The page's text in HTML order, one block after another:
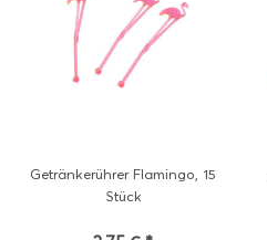
Getränkerührer Flamingo, 15
Stück